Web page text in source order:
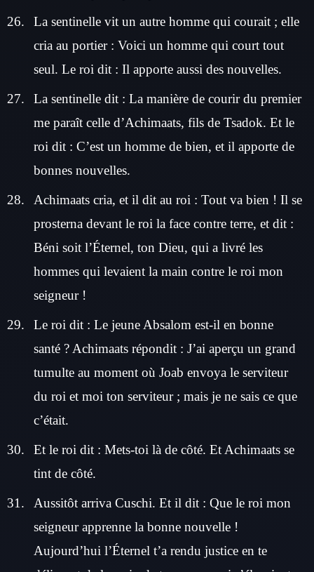
La sentinelle vit un autre homme qui courait ; elle
cria au portier : Voici un homme qui court tout
seul. Le roi dit : Il apporte aussi des nouvelles.
La sentinelle dit : La manière de courir du premier
me paraît celle d’Achimaats, fils de Tsadok. Et le
roi dit : C’est un homme de bien, et il apporte de
bonnes nouvelles.
Achimaats cria, et il dit au roi : Tout va bien ! Il se
prosterna devant le roi la face contre terre, et dit :
Béni soit l’Éternel, ton Dieu, qui a livré les
hommes qui levaient la main contre le roi mon
seigneur !
Le roi dit : Le jeune Absalom est-il en bonne
santé ? Achimaats répondit : J’ai aperçu un grand
tumulte au moment où Joab envoya le serviteur
du roi et moi ton serviteur ; mais je ne sais ce que
c’était.
Et le roi dit : Mets-toi là de côté. Et Achimaats se
tint de côté.
Aussitôt arriva Cuschi. Et il dit : Que le roi mon
seigneur apprenne la bonne nouvelle !
Aujourd’hui l’Éternel t’a rendu justice en te